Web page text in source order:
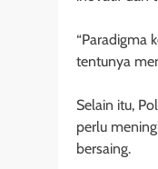
“Paradigma
tentunya
Selain itu,
perlu
bersaing.